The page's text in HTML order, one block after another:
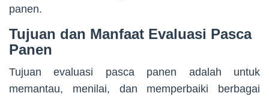
panen.
Tujuan dan Manfaat Evaluasi Pasca
Panen
Tujuan evaluasi pasca panen adalah untuk
memantau, menilai, dan memperbaiki berbagai